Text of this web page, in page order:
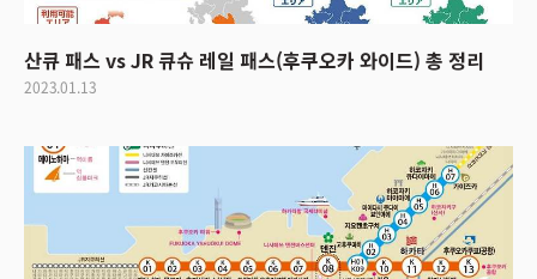
산큐 패스 vs JR 큐슈 레일 패스(후쿠오카 와이드) 총 정리
2023.01.13